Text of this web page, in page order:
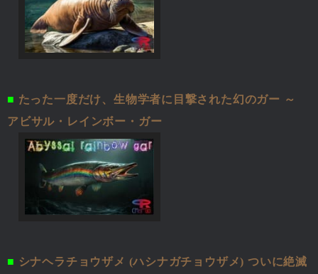
■ たった一度だけ、生物学者に目撃された幻のガー ～
アビサル・レインボー・ガー
■ シナヘラチョウザメ (ハシナガチョウザメ) ついに絶滅